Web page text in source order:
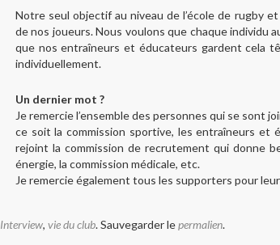
Notre seul objectif au niveau de l’école de rugby
de nos joueurs. Nous voulons que chaque individu
que nos entraîneurs et éducateurs gardent cela
individuellement.
Un dernier mot ?
Je remercie l’ensemble des personnes qui se sont
ce soit la commission sportive, les entraîneurs et
rejoint la commission de recrutement qui donne
énergie, la commission médicale, etc.
Je remercie également tous les supporters pour
Interview, vie du club. Sauvegarder lepermalien.